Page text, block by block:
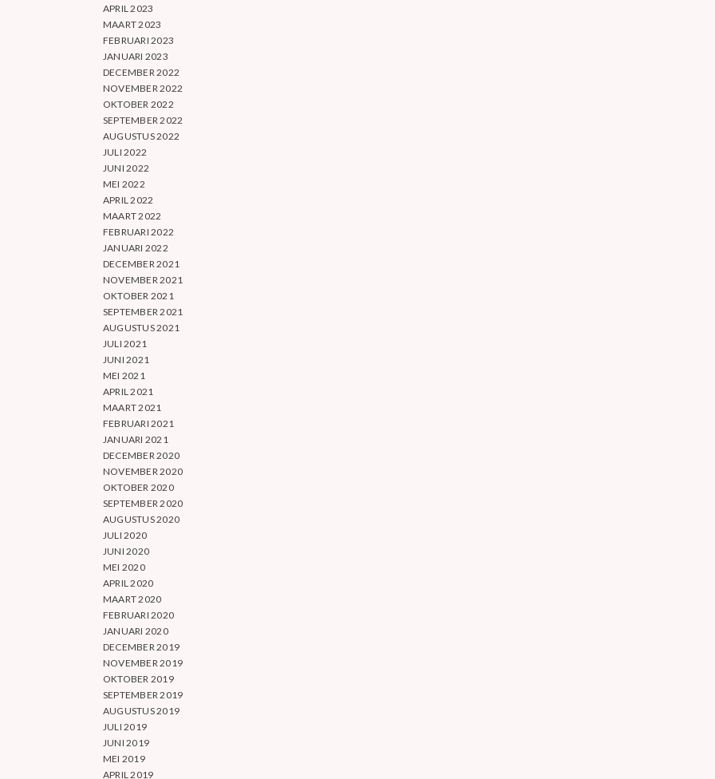
APRIL 2023
MAART 2023
FEBRUARI 2023
JANUARI 2023
DECEMBER 2022
NOVEMBER 2022
OKTOBER 2022
SEPTEMBER 2022
AUGUSTUS 2022
JULI 2022
JUNI 2022
MEI 2022
APRIL 2022
MAART 2022
FEBRUARI 2022
JANUARI 2022
DECEMBER 2021
NOVEMBER 2021
OKTOBER 2021
SEPTEMBER 2021
AUGUSTUS 2021
JULI 2021
JUNI 2021
MEI 2021
APRIL 2021
MAART 2021
FEBRUARI 2021
JANUARI 2021
DECEMBER 2020
NOVEMBER 2020
OKTOBER 2020
SEPTEMBER 2020
AUGUSTUS 2020
JULI 2020
JUNI 2020
MEI 2020
APRIL 2020
MAART 2020
FEBRUARI 2020
JANUARI 2020
DECEMBER 2019
NOVEMBER 2019
OKTOBER 2019
SEPTEMBER 2019
AUGUSTUS 2019
JULI 2019
JUNI 2019
MEI 2019
APRIL 2019